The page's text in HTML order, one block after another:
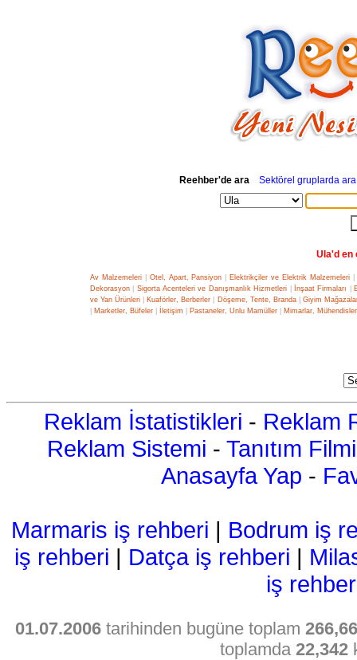
Reehber'de ara Sektörel gruplarda ara
Ula'd en
Av Malzemeleri Otel, Apart, Pansiyon Elektrikçiler ve Elektrik Malzemeleri
Dekorasyon
Sigorta Acenteleri ve Danışmanlık Hizmetleri İnşaat Firmaları
ve Yan Ürünleri
Kuaförler, Berberler Döşeme, Tente, Branda
Giyim
Marketler, Büfeler İletişim Pastaneler, Unlu Mamüller Mimarlar, Mühendisler
Reklam İstatistikleri - Reklam
Reklam Sistemi - Tanıtım Filmi
Anasayfa Yap -
Marmaris iş rehberi | Bodrum iş
iş rehberi | Datça iş rehberi |
iş
01.07.2006 tarihinden bugüne toplam
toplamda 22,342